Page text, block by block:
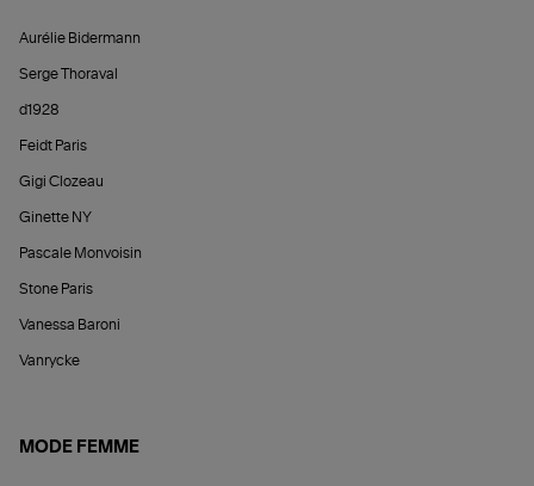
Aurélie Bidermann
Serge Thoraval
d1928
Feidt Paris
Gigi Clozeau
Ginette NY
Pascale Monvoisin
Stone Paris
Vanessa Baroni
Vanrycke
MODE FEMME